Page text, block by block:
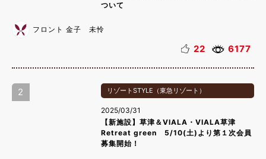
ついて
フロント 金子 未怜
22 6177
2 リゾートSTYLE（東急リゾート）
2025/03/31
【新施設】草津＆VIALA・VIALA草津
Retreat green 5/10(土)より第１次会員
募集開始！